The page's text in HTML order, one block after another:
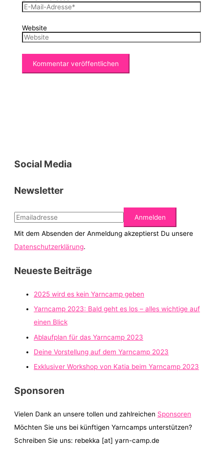
Website
Social Media
Newsletter
Mit dem Absenden der Anmeldung akzeptierst Du unsere
Datenschutzerklärung.
Neueste Beiträge
2025 wird es kein Yarncamp geben
Yarncamp 2023: Bald geht es los – alles wichtige auf
einen Blick
Ablaufplan für das Yarncamp 2023
Deine Vorstellung auf dem Yarncamp 2023
Exklusiver Workshop von Katia beim Yarncamp 2023
Sponsoren
Vielen Dank an unsere tollen und zahlreichen Sponsoren
Möchten Sie uns bei künftigen Yarncamps unterstützen?
Schreiben Sie uns: rebekka [at] yarn-camp.de